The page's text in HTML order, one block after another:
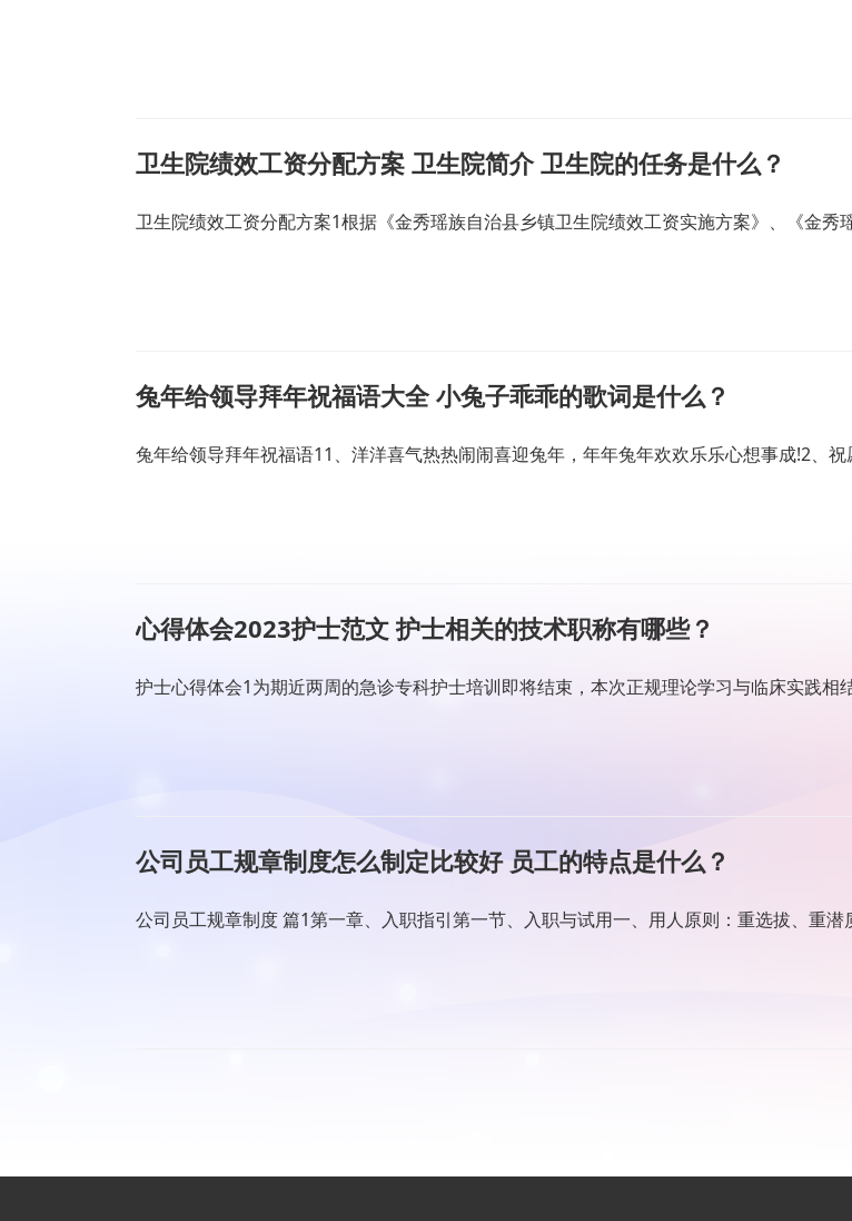
卫生院绩效工资分配方案 卫生院简介 卫生院的任务是什么？
卫生院绩效工资分配方案1根据《金秀瑶族自治县乡镇卫生院绩效工资实施方案》、《金
兔年给领导拜年祝福语大全 小兔子乖乖的歌词是什么？
兔年给领导拜年祝福语11、洋洋喜气热热闹闹喜迎兔年，年年兔年欢欢乐乐心想事成!2、
心得体会2023护士范文 护士相关的技术职称有哪些？
护士心得体会1为期近两周的急诊专科护士培训即将结束，本次正规理论学习与临床实践
公司员工规章制度怎么制定比较好 员工的特点是什么？
公司员工规章制度 篇1第一章、入职指引第一节、入职与试用一、用人原则：重选拔、重